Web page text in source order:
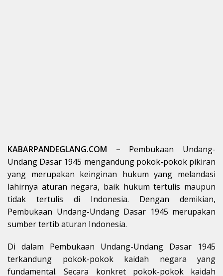
KABARPANDEGLANG.COM – Pembukaan Undang-
Undang Dasar 1945 mengandung pokok-pokok pikiran
yang merupakan keinginan hukum yang melandasi
lahirnya aturan negara, baik hukum tertulis maupun
tidak tertulis di Indonesia. Dengan demikian,
Pembukaan Undang-Undang Dasar 1945 merupakan
sumber tertib aturan Indonesia.
Di dalam Pembukaan Undang-Undang Dasar 1945
terkandung pokok-pokok kaidah negara yang
fundamental. Secara konkret pokok-pokok kaidah